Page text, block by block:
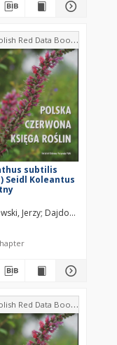
Data Book of Plants : Pteridophytes and flowering plants
subtilis
Seidl Koleantus
Jerzy Dajdok, Zygmunt
Data Book of Plants : Pteridophytes and flowering plants